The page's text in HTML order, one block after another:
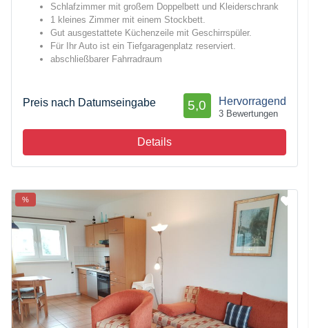
Schlafzimmer mit großem Doppelbett und Kleiderschrank
1 kleines Zimmer mit einem Stockbett.
Gut ausgestattete Küchenzeile mit Geschirrspüler.
Für Ihr Auto ist ein Tiefgaragenplatz reserviert.
abschließbarer Fahrradraum
Preis nach Datumseingabe Hervorragend
5,0
3 Bewertungen
Details
%